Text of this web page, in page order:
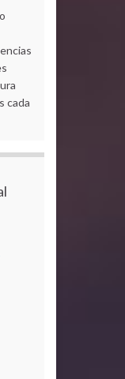
cada